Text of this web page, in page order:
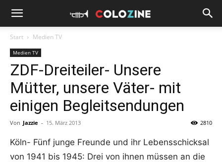
Start Medien TV
Medien TV
ZDF-Dreiteiler- Unsere
Mütter, unsere Väter- mit
einigen Begleitsendungen
Von Jazzie - 15. März 2013 2810
Köln- Fünf junge Freunde und ihr Lebensschicksal
von 1941 bis 1945: Drei von ihnen müssen an die